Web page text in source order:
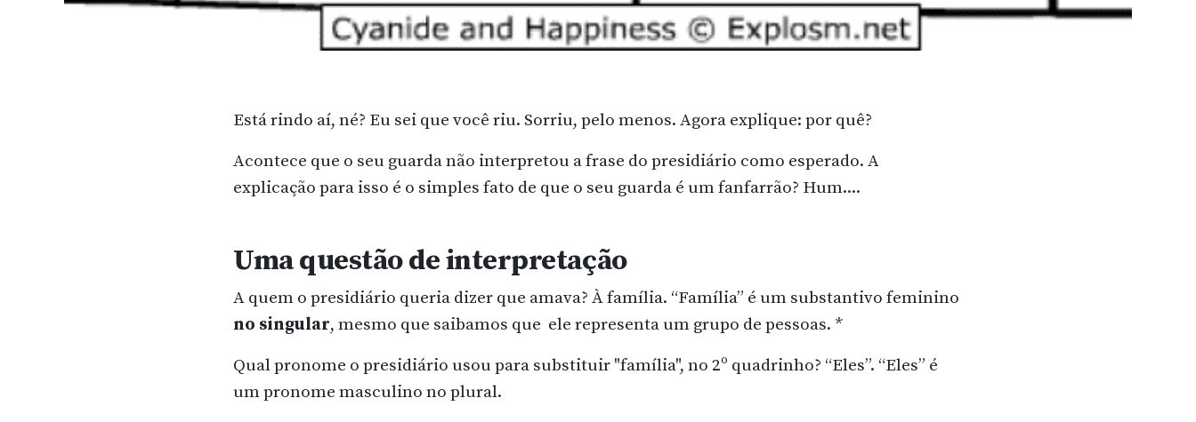
Está rindo aí, né? Eu sei que você riu. Sorriu, pelo menos. Agora explique: por quê?
Acontece que o seu guarda não interpretou a frase do presidiário como esperado. A
explicação para isso é o simples fato de que o seu guarda é um fanfarrão? Hum....
Uma questão de interpretação
A quem o presidiário queria dizer que amava? À família. “Família” é um substantivo feminino
no singular, mesmo que saibamos que ele representa um grupo de pessoas. *
Qual pronome o presidiário usou para substituir "família", no 2º quadrinho? “Eles”. “Eles” é
um pronome masculino no plural.